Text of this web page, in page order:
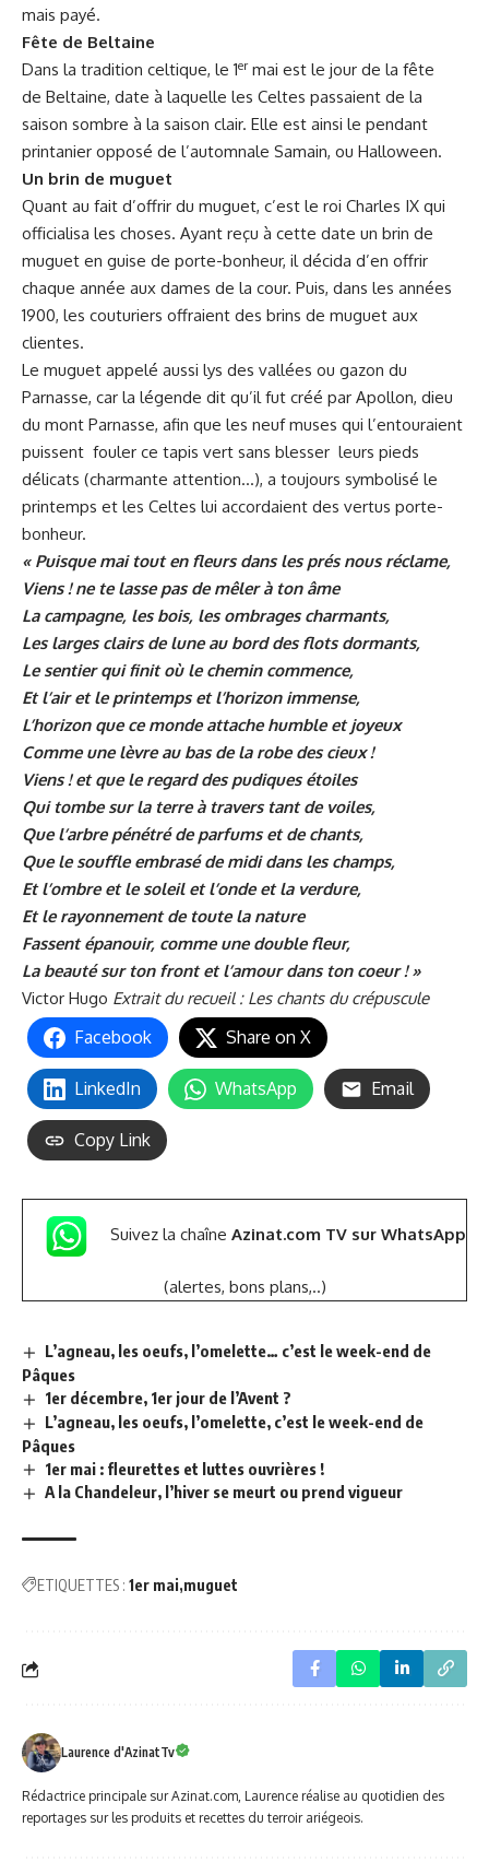
mais payé.
Fête de Beltaine
Dans la tradition celtique, le 1ermai est le jour de la fête
de Beltaine, date à laquelle les Celtes passaient de la
saison sombre à la saison clair. Elle est ainsi le pendant
printanier opposé de l’automnale Samain, ou Halloween.
Un brin de muguet
Quant au fait d’offrir du muguet, c’est le roi Charles IX qui
officialisa les choses. Ayant reçu à cette date un brin de
muguet en guise de porte-bonheur, il décida d’en offrir
chaque année aux dames de la cour. Puis, dans les années
1900, les couturiers offraient des brins de muguet aux
clientes.
Le muguet appelé aussi lys des vallées ou gazon du
Parnasse, car la légende dit qu’il fut créé par Apollon, dieu
du mont Parnasse, afin que les neuf muses qui l’entouraient
puissent fouler ce tapis vert sans blesser leurs pieds
délicats (charmante attention…), a toujours symbolisé le
printemps et les Celtes lui accordaient des vertus porte-
bonheur.
« Puisque mai tout en fleurs dans les prés nous réclame,
Viens ! ne te lasse pas de mêler à ton âme
La campagne, les bois, les ombrages charmants,
Les larges clairs de lune au bord des flots dormants,
Le sentier qui finit où le chemin commence,
Et l’air et le printemps et l’horizon immense,
L’horizon que ce monde attache humble et joyeux
Comme une lèvre au bas de la robe des cieux !
Viens ! et que le regard des pudiques étoiles
Qui tombe sur la terre à travers tant de voiles,
Que l’arbre pénétré de parfums et de chants,
Que le souffle embrasé de midi dans les champs,
Et l’ombre et le soleil et l’onde et la verdure,
Et le rayonnement de toute la nature
Fassent épanouir, comme une double fleur,
La beauté sur ton front et l’amour dans ton coeur ! »
Victor Hugo Extrait du recueil : Les chants du crépuscule
Facebook Share on X
LinkedIn WhatsApp Email
Copy Link
Suivez la chaîne Azinat.com TV sur WhatsApp
(alertes, bons plans,..)
L’agneau, les oeufs, l’omelette… c’est le week-end de
Pâques
1er décembre, 1er jour de l’Avent ?
L’agneau, les oeufs, l’omelette, c’est le week-end de
Pâques
1er mai : fleurettes et luttes ouvrières !
A la Chandeleur, l’hiver se meurt ou prend vigueur
ETIQUETTES : 1er mai muguet
Laurence d'AzinatTv
Rédactrice principale sur Azinat.com, Laurence réalise au quotidien des
reportages sur les produits et recettes du terroir ariégeois.